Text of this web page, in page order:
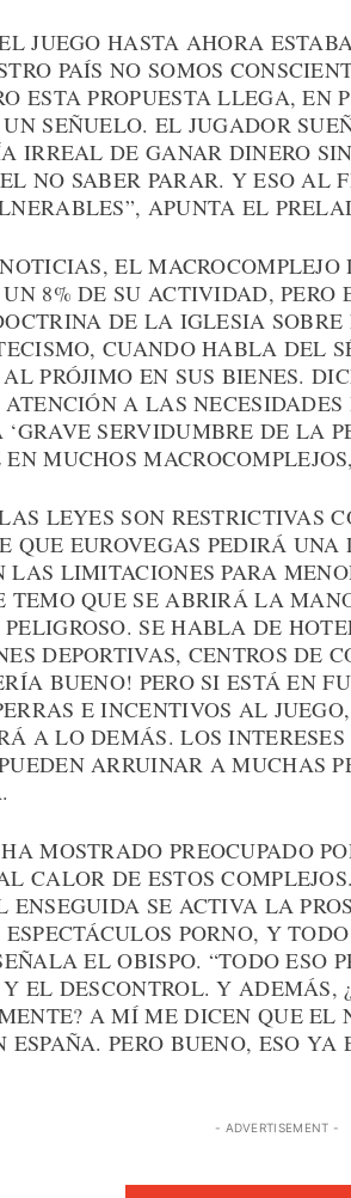
JUEGO HASTA AHORA
PAÍS NO SOMOS
ESTA PROPUESTA LLEGA, EN
SEÑUELO. EL JUGADOR
IRREAL DE GANAR DINERO
NO SABER PARAR. Y ESO AL
APUNTA EL
EL
8% DE SU ACTIVIDAD, PERO
DE LA IGLESIA SOBRE
CUANDO HABLA DEL
PRÓJIMO EN SUS BIENES.
A LAS NECESIDADES
‘GRAVE SERVIDUMBRE DE LA
EN MUCHOS
LEYES SON RESTRICTIVAS
QUE EUROVEGAS PEDIRÁ
LAS LIMITACIONES PARA
TEMO QUE SE ABRIRÁ LA
SE HABLA DE
DEPORTIVAS, CENTROS DE
BUENO! PERO SI ESTÁ EN
E INCENTIVOS AL
A LO DEMÁS. LOS
ARRUINAR A MUCHAS
MOSTRADO PREOCUPADO
CALOR DE ESTOS
ENSEGUIDA SE ACTIVA LA
PORNO, Y
EL OBISPO. “TODO ESO
EL DESCONTROL. Y ADEMÁS,
A MÍ ME DICEN QUE EL
ESPAÑA. PERO BUENO, ESO
- ADVERTISEMENT -